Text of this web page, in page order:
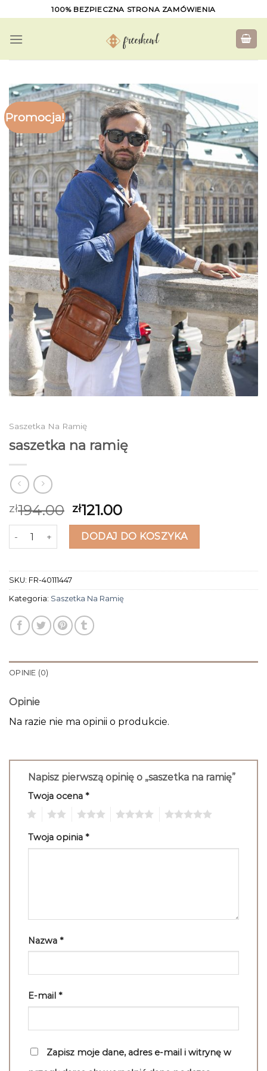
to
content
100% BEZPIECZNA STRONA ZAMÓWIENIA
Promocja!
Saszetka Na Ramię
saszetka na ramię
zł194.00 zł121.00
ilość saszetka na ramięDODAJ DO KOSZYKA
SKU: FR-40111447
Kategoria: Saszetka Na Ramię
OPINIE (0)
Opinie
Na razie nie ma opinii o produkcie.
Napisz pierwszą opinię o „saszetka na ramię”
Twoja ocena *
Twoja opinia *
Nazwa *
E-mail *
Zapisz moje dane, adres e-mail i witrynę w